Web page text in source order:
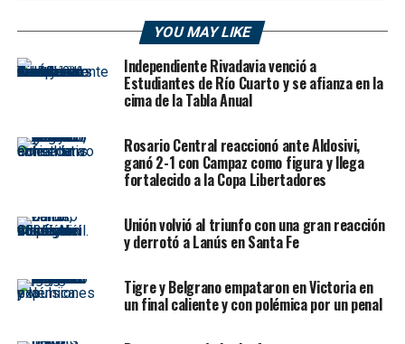
abrió el marcador para Colón a los tres
minutos del complemento yAlejo Vélizempató, de
penal, para Central, a los 10 de esa etapa.
Central y Colón jugaron un primer tiempo muy intenso
en el que se repartieron la pelota y las llegadas. El local
la tuvo más tiempo, pero no llegó tanto, y el visitante
fue la antítesis porque la tuvo menos, pero llegó mejor.
YOU MAY LIKE
Independiente Rivadavia venció a
Estudiantes de Río Cuarto y se afianza en la
cima de la Tabla Anual
Rosario Central reaccionó ante Aldosivi,
ganó 2-1 con Campaz como figura y llega
fortalecido a la Copa Libertadores
Unión volvió al triunfo con una gran reacción
y derrotó a Lanús en Santa Fe
Tigre y Belgrano empataron en Victoria en
un final caliente y con polémica por un penal